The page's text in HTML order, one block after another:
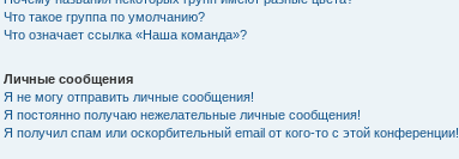
Что такое группа по умолчанию?
Что означает ссылка «Наша команда»?
Личные сообщения
Я не могу отправить личные сообщения!
Я постоянно получаю нежелательные личные сообщения!
Я получил спам или оскорбительный email от кого-то с этой конференции!